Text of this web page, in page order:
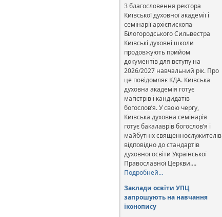
З благословення ректора
Київської духовної академії і
семінарії архієпископа
Білогородського Сильвестра
Київські духовні школи
продовжують прийом
документів для вступу на
2026/2027 навчальний рік. Про
це повідомляє КДА. Київська
духовна академія готує
магістрів і кандидатів
богослов’я. У свою чергу,
Київська духовна семінарія
готує бакалаврів богослов’я і
майбутніх священнослужителів
відповідно до стандартів
духовної освіти Української
Православної Церкви….
Подробней…
Заклади освіти УПЦ
запрошують на навчання
іконопису